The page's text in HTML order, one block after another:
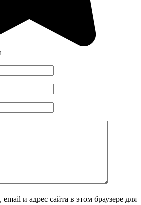
и адрес сайта в этом браузере для